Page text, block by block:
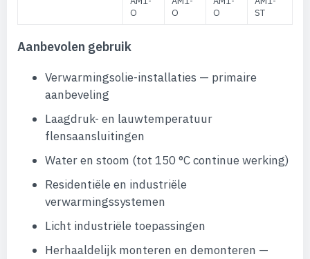
O
O
O
ST
Aanbevolen gebruik
Verwarmingsolie-installaties — primaire
aanbeveling
Laagdruk- en lauwtemperatuur
flensaansluitingen
Water en stoom (tot 150 °C continue werking)
Residentiële en industriële
verwarmingssystemen
Licht industriële toepassingen
Herhaaldelijk monteren en demonteren —